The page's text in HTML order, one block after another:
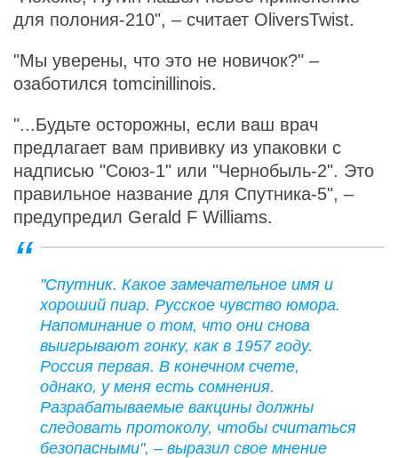
для полония-210", – считает OliversTwist.
"Мы уверены, что это не новичок?" –
озаботился tomcinillinois.
"...Будьте осторожны, если ваш врач
предлагает вам прививку из упаковки с
надписью "Союз-1" или "Чернобыль-2". Это
правильное название для Спутника-5", –
предупредил Gerald F Williams.
"Спутник. Какое замечательное имя и
хороший пиар. Русское чувство юмора.
Напоминание о том, что они снова
выигрывают гонку, как в 1957 году.
Россия первая. В конечном счете,
однако, у меня есть сомнения.
Разрабатываемые вакцины должны
следовать протоколу, чтобы считаться
безопасными", – выразил свое мнение